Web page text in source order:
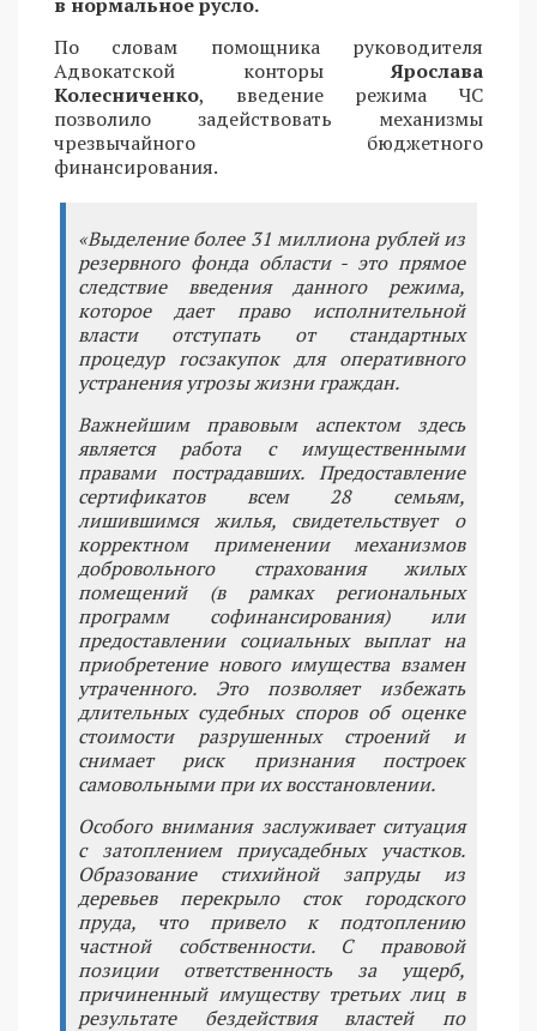
в нормальное русло.
По словам помощника руководителя
Адвокатской конторыЯрослава
Колесниченко, введение режима ЧС
позволило задействовать механизмы
чрезвычайного бюджетного
финансирования.
«Выделение более 31 миллиона рублей из
резервного фонда области - это прямое
следствие введения данного режима,
которое дает право исполнительной
власти отступать от стандартных
процедур госзакупок для оперативного
устранения угрозы жизни граждан.
Важнейшим правовым аспектом здесь
является работа с имущественными
правами пострадавших. Предоставление
сертификатов всем 28 семьям,
лишившимся жилья, свидетельствует о
корректном применении механизмов
добровольного страхования жилых
помещений (в рамках региональных
программ софинансирования) или
предоставлении социальных выплат на
приобретение нового имущества взамен
утраченного. Это позволяет избежать
длительных судебных споров об оценке
стоимости разрушенных строений и
снимает риск признания построек
самовольными при их восстановлении.
Особого внимания заслуживает ситуация
с затоплением приусадебных участков.
Образование стихийной запруды из
деревьев перекрыло сток городского
пруда, что привело к подтоплению
частной собственности. С правовой
позиции ответственность за ущерб,
причиненный имуществу третьих лиц в
результате бездействия властей по